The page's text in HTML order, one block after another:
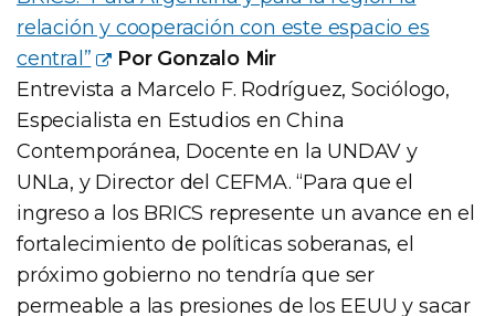
relación y cooperación con este espacio es
central”
Por Gonzalo Mir
Entrevista a Marcelo F. Rodríguez, Sociólogo,
Especialista en Estudios en China
Contemporánea, Docente en la UNDAV y
UNLa, y Director del CEFMA. “Para que el
ingreso a los BRICS represente un avance en el
fortalecimiento de políticas soberanas, el
próximo gobierno no tendría que ser
permeable a las presiones de los EEUU y sacar